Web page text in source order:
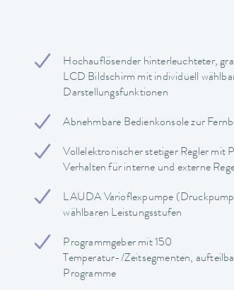
Hochauflösender hinterleuchteter,
LCD Bildschirm mit individuell
Darstellungsfunktionen
Abnehmbare Bedienkonsole zur
Vollelektronischer stetiger Regler mit
Verhalten für interne und externe
LAUDA Varioflexpumpe
wählbaren Leistungsstufen
Programmgeber mit 150
Temperatur-/Zeitsegmenten,
Programme